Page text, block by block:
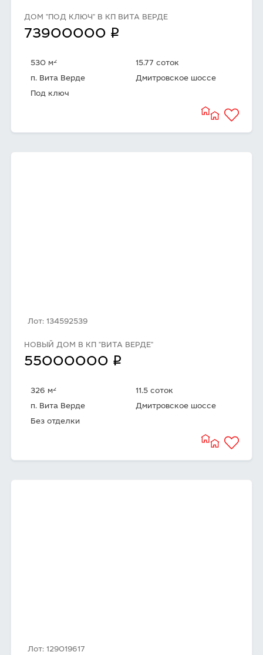
ДОМ "ПОД КЛЮЧ" В КП ВИТА ВЕРДЕ
73900000 q
530 м2
15.77 соток
п. Вита Верде
Дмитровское шоссе
Под ключ
Лот: 134592539
НОВЫЙ ДОМ В КП "ВИТА ВЕРДЕ"
55000000 q
326 м2
11.5 соток
п. Вита Верде
Дмитровское шоссе
Без отделки
Лот: 129019617